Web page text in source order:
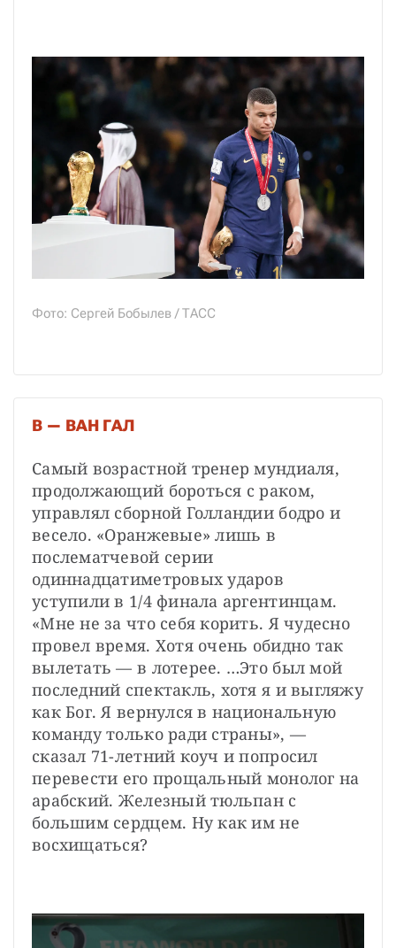
Фото: Сергей Бобылев / ТАСС
В — ВАН ГАЛ
Самый возрастной тренер мундиаля,
продолжающий бороться с раком,
управлял сборной Голландии бодро и
весело. «Оранжевые» лишь в
послематчевой серии
одиннадцатиметровых ударов
уступили в 1/4 финала аргентинцам.
«Мне не за что себя корить. Я чудесно
провел время. Хотя очень обидно так
вылетать — в лотерее. …Это был мой
последний спектакль, хотя я и выгляжу
как Бог. Я вернулся в национальную
команду только ради страны», —
сказал 71-летний коуч и попросил
перевести его прощальный монолог на
арабский. Железный тюльпан с
большим сердцем. Ну как им не
восхищаться?